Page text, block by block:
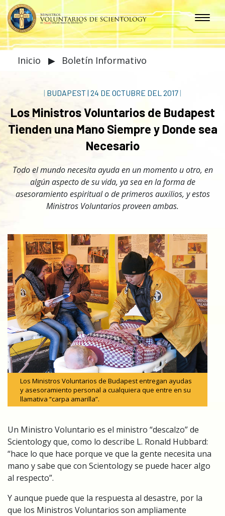
Inicio ▶ Boletín Informativo
| BUDAPEST| 24 DE OCTUBRE DEL 2017 |
Los Ministros Voluntarios de Budapest
Tienden una Mano Siempre y Donde sea
Necesario
Todo el mundo necesita ayuda en un momento u otro, en
algún aspecto de su vida, ya sea en la forma de
asesoramiento espiritual o de primeros auxilios, y estos
Ministros Voluntarios proveen ambas.
Los Ministros Voluntarios de Budapest entregan ayudas
y asesoramiento personal a cualquiera que entre en su
llamativa “carpa amarilla”.
Un Ministro Voluntario es el ministro “descalzo” de
Scientology que, como lo describe L. Ronald Hubbard:
“hace lo que hace porque ve que la gente necesita una
mano y sabe que con Scientology se puede hacer algo
al respecto”.
Y aunque puede que la respuesta al desastre, por la
que los Ministros Voluntarios son ampliamente